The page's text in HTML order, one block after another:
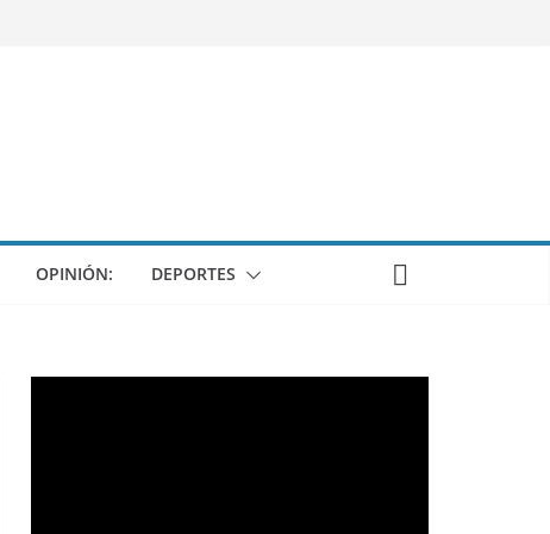
OPINIÓN: DEPORTES